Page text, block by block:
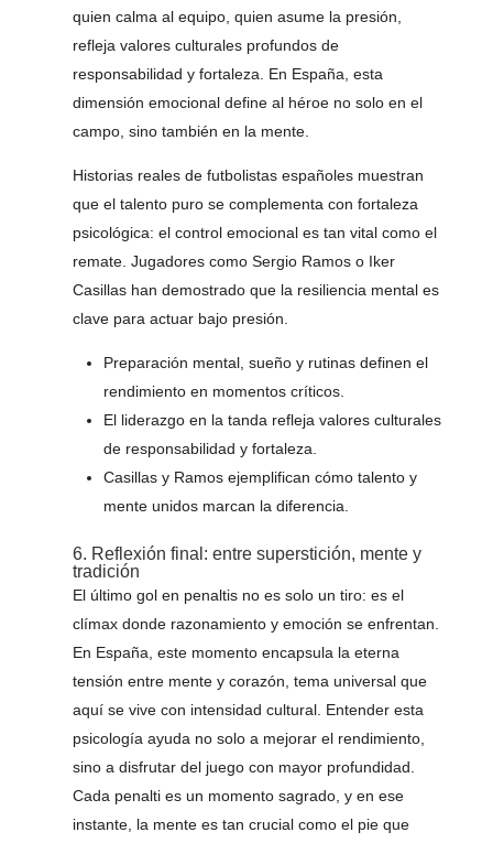
quien calma al equipo, quien asume la presión,
refleja valores culturales profundos de
responsabilidad y fortaleza. En España, esta
dimensión emocional define al héroe no solo en el
campo, sino también en la mente.
Historias reales de futbolistas españoles muestran
que el talento puro se complementa con fortaleza
psicológica: el control emocional es tan vital como el
remate. Jugadores como Sergio Ramos o Iker
Casillas han demostrado que la resiliencia mental es
clave para actuar bajo presión.
Preparación mental, sueño y rutinas definen el
rendimiento en momentos críticos.
El liderazgo en la tanda refleja valores culturales
de responsabilidad y fortaleza.
Casillas y Ramos ejemplifican cómo talento y
mente unidos marcan la diferencia.
6. Reflexión final: entre superstición, mente y
tradición
El último gol en penaltis no es solo un tiro: es el
clímax donde razonamiento y emoción se enfrentan.
En España, este momento encapsula la eterna
tensión entre mente y corazón, tema universal que
aquí se vive con intensidad cultural. Entender esta
psicología ayuda no solo a mejorar el rendimiento,
sino a disfrutar del juego con mayor profundidad.
Cada penalti es un momento sagrado, y en ese
instante, la mente es tan crucial como el pie que